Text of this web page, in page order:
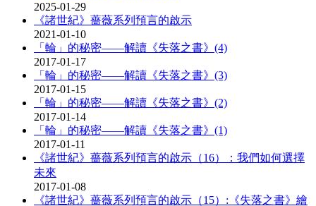
2025-01-29
《諸世紀》薔薇系列預言的啟示
2021-01-10
「輪」的秘密——解讀《失落之書》(4)
2017-01-17
「輪」的秘密——解讀《失落之書》(3)
2017-01-15
「輪」的秘密——解讀《失落之書》(2)
2017-01-14
「輪」的秘密——解讀《失落之書》(1)
2017-01-11
《諸世紀》薔薇系列預言的啟示（16）：我們如何選擇
未來
2017-01-08
《諸世紀》薔薇系列預言的啟示（15）:《失落之書》繪